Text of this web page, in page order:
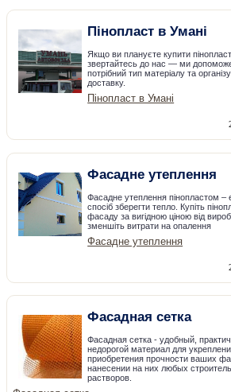
Пінопласт в Умані
Якщо ви плануєте купити
звертайтесь до нас — ми
потрібний тип матеріалу та
доставку.
Пінопласт в Умані
Фасадне утеплення
Фасадне утеплення пінопластом –
спосіб зберегти тепло. Купіть
фасаду за вигідною ціною від
зменшіть витрати на опалення
Фасадне утеплення
Фасадная сетка
Фасадная сетка - удобный,
недорогой материал для
приобретения прочности ваших
нанесении на них любых
растворов.